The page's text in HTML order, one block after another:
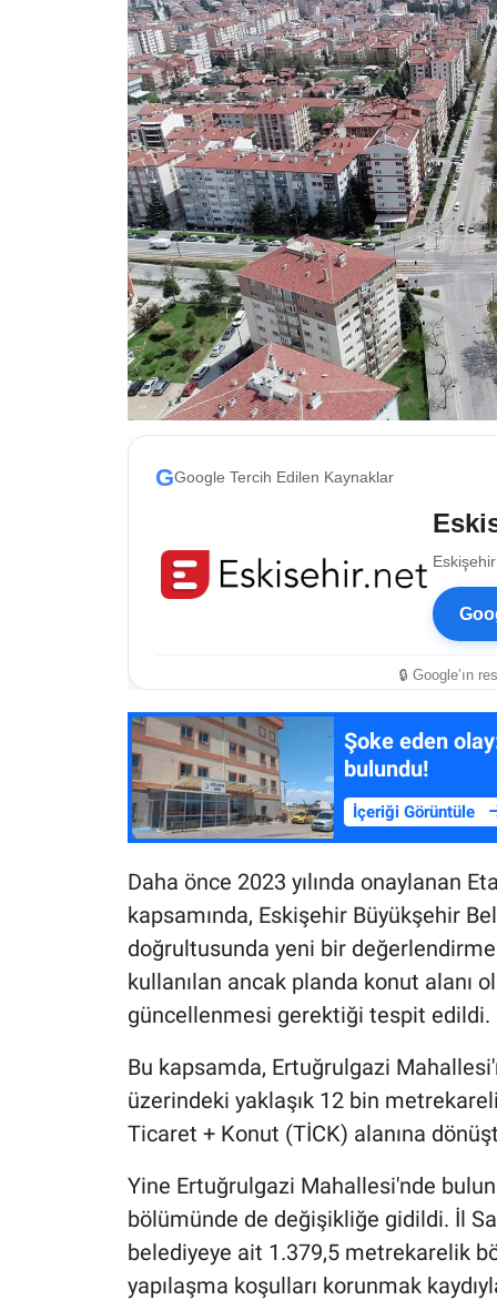
GGoogle Tercih Edilen Kaynaklar
🔒 Google’ın
Şoke eden
bulundu!
İçeriği Görüntüle
Daha önce 2023 yılında onaylanan
kapsamında, Eskişehir Büyükşehir
doğrultusunda yeni bir
kullanılan ancak planda konut alanı
güncellenmesi gerektiği tespit edildi.
Bu kapsamda, Ertuğrulgazi
üzerindeki yaklaşık 12 bin
Ticaret + Konut (TİCK) alanına
Yine Ertuğrulgazi Mahallesi'nde
bölümünde de değişikliğe gidildi. İl
belediyeye ait 1.379,5 metrekarelik
yapılaşma koşulları korunmak
ESKİŞEHİR NÖBETÇİ ECZANELER
Eskişehir Haber İçerikleri
Eskişehir Hava Durumu
Eskişehir Tramvay Saatleri
Eskişehir Otobüs Saatleri